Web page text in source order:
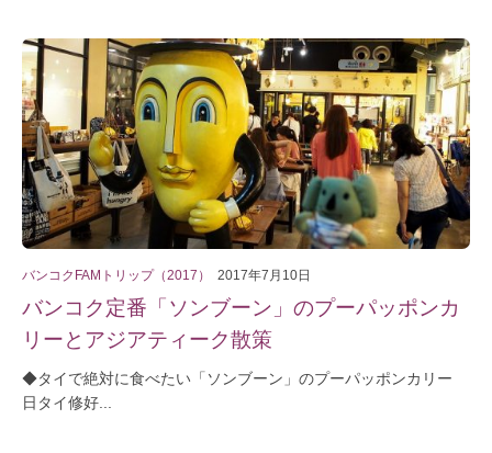
バンコクFAMトリップ（2017） 2017年7月10日
バンコク定番「ソンブーン」のプーパッポンカ
リーとアジアティーク散策
◆タイで絶対に食べたい「ソンブーン」のプーパッポンカリー
日タイ修好...